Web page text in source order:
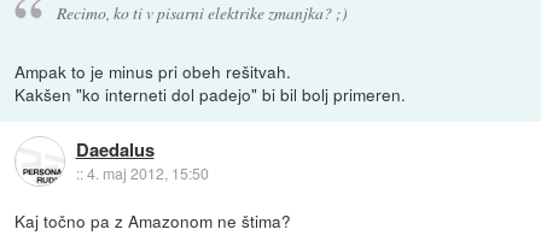
Recimo, ko ti v pisarni elektrike zmanjka? ;)
Ampak to je minus pri obeh rešitvah.
Kakšen "ko interneti dol padejo" bi bil bolj primeren.
Daedalus
::4. maj 2012, 15:50
Kaj točno pa z Amazonom ne štima?